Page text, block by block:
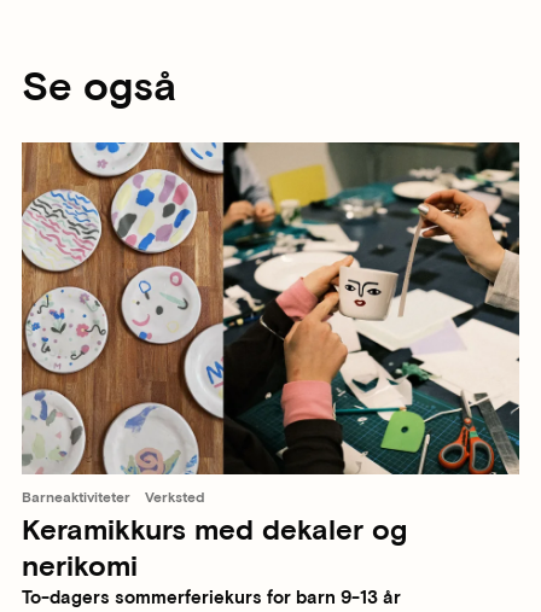
Se også
Barneaktiviteter Verksted
Keramikkurs med dekaler og
nerikomi
To-dagers sommerferiekurs for barn 9-13 år